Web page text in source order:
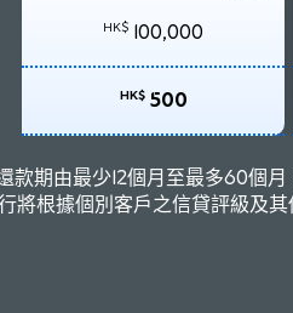
HK$ 100,000
HK$500
期由最少12個月至最多60個
將根據個別客戶之信貸評級及